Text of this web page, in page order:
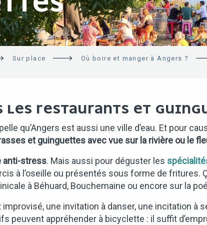
Sur place Où boire et manger à Angers ?
LES RESTAURANTS ET
qu’Angers est aussi une ville d’eau. Et pour
et guinguettes avec vue sur la rivière ou le
anti-stress. Mais aussi pour déguster les
à l’oseille ou présentés sous forme de fritures.
à Béhuard, Bouchemaine ou encore sur la
une invitation à danser, une incitation à
peuvent appréhender à bicyclette : il suffit